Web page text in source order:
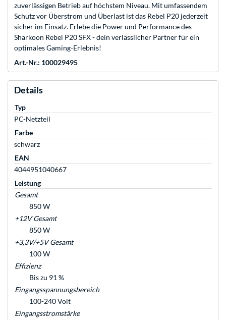
zuverlässigen Betrieb auf höchstem Niveau. Mit umfassendem
Schutz vor Überstrom und Überlast ist das Rebel P20 jederzeit
sicher im Einsatz. Erlebe die Power und Performance des
Sharkoon Rebel P20 SFX - dein verlässlicher Partner für ein
optimales Gaming-Erlebnis!
Art.-Nr.: 100029495
Details
Typ
PC-Netzteil
Farbe
schwarz
EAN
4044951040667
Leistung
Gesamt
850 W
+12V Gesamt
850 W
+3,3V/+5V Gesamt
100 W
Effizienz
Bis zu 91 %
Eingangsspannungsbereich
100-240 Volt
Eingangsstromstärke